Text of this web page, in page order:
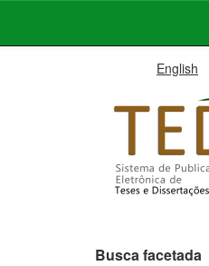
English
Busca facetada